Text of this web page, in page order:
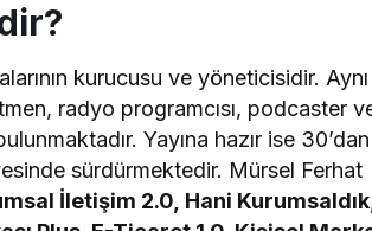
kurucusu ve yöneticisidir.
radyo programcısı, podcaster
Yayına hazır ise
sürdürmektedir. Mürsel Ferhat
İletişim 2.0, Hani